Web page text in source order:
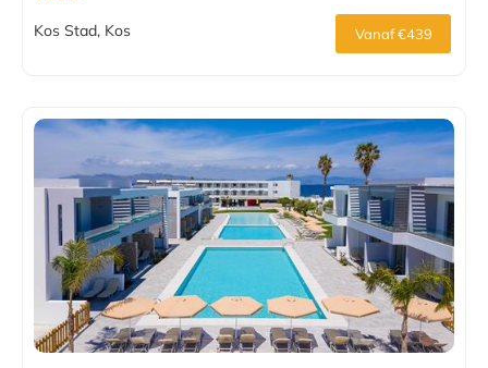
Kos Stad, Kos Vanaf €439